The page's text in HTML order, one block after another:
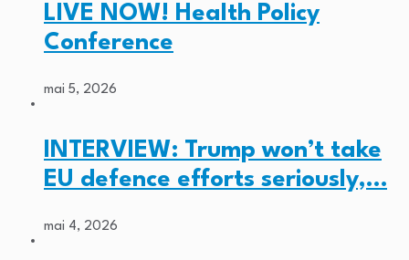
LIVE NOW! Health Policy
Conference
mai 5, 2026
INTERVIEW: Trump won’t take
EU defence efforts seriously,…
mai 4, 2026